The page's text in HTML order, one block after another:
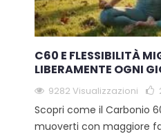
C60 E FLESSIBILITÀ
LIBERAMENTE OGNI
9282 Visualizzazioni
Scopri come il Carbonio
muoverti con maggiore